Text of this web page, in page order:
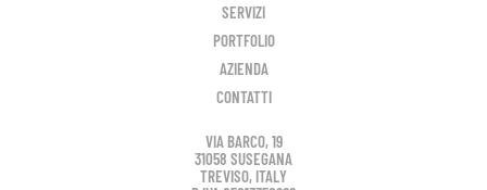
SERVIZI
PORTFOLIO
AZIENDA
CONTATTI
VIA BARCO, 19
31058 SUSEGANA
TREVISO, ITALY